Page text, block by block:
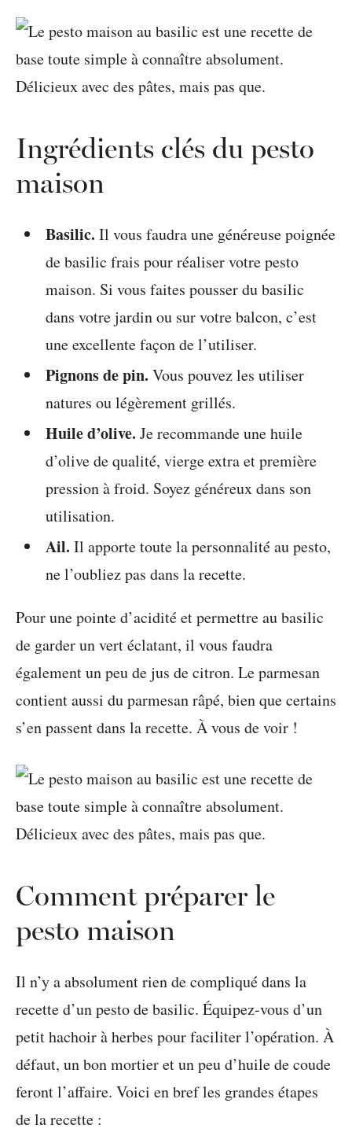
Ingrédients clés du pesto
maison
Basilic. Il vous faudra une généreuse poignée
de basilic frais pour réaliser votre pesto
maison. Si vous faites pousser du basilic
dans votre jardin ou sur votre balcon, c’est
une excellente façon de l’utiliser.
Pignons de pin. Vous pouvez les utiliser
natures ou légèrement grillés.
Huile d’olive. Je recommande une huile
d’olive de qualité, vierge extra et première
pression à froid. Soyez généreux dans son
utilisation.
Ail. Il apporte toute la personnalité au pesto,
ne l’oubliez pas dans la recette.
Pour une pointe d’acidité et permettre au basilic
de garder un vert éclatant, il vous faudra
également un peu de jus de citron. Le parmesan
contient aussi du parmesan râpé, bien que certains
s’en passent dans la recette. À vous de voir !
Comment préparer le
pesto maison
Il n’y a absolument rien de compliqué dans la
recette d’un pesto de basilic. Équipez-vous d’un
petit hachoir à herbes pour faciliter l’opération. À
défaut, un bon mortier et un peu d’huile de coude
feront l’affaire. Voici en bref les grandes étapes
de la recette :